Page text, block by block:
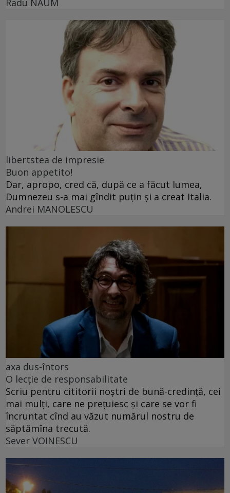
libertstea de impresie
Buon appetito!
Dar, apropo, cred că, după ce a făcut lumea,
Dumnezeu s-a mai gîndit puțin și a creat Italia.
Andrei MANOLESCU
axa dus-întors
O lecție de responsabilitate
Scriu pentru cititorii noștri de bună-credință, cei
mai mulți, care ne prețuiesc și care se vor fi
încruntat cînd au văzut numărul nostru de
săptămîna trecută.
Sever VOINESCU